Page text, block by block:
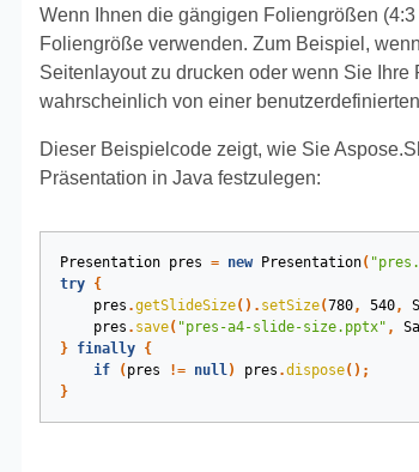
Wenn Ihnen die gängigen Foliengrößen
Foliengröße verwenden. Zum Beispiel,
Seitenlayout zu drucken oder wenn Sie
wahrscheinlich von einer
Dieser Beispielcode zeigt, wie Sie
Präsentation in Java festzulegen:
Presentation pres = new Presentation(
try
{
pres .getSlideSize(). setSize(780, 540,
pres . save( "pres-a4-slide-size.pptx" ,
}
finally
{
if
( pres != null) pres .dispose();
}